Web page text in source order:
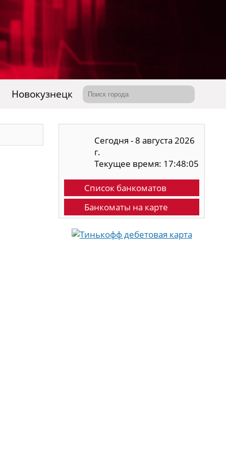
Новокузнецк
Сегодня - 8 августа 2026
г.
Текущее время: 17:48:06
Список банкоматов
Банкоматы на карте